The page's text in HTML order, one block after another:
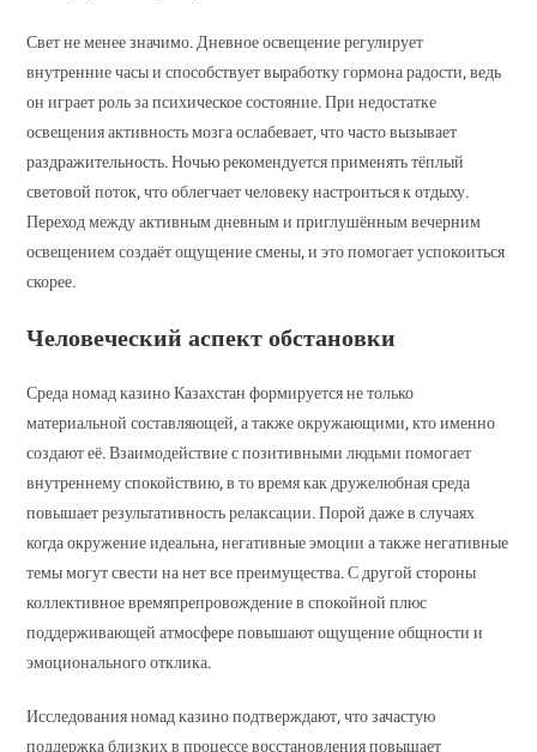
Свет не менее значимо. Дневное освещение регулирует
внутренние часы и способствует выработку гормона радости, ведь
он играет роль за психическое состояние. При недостатке
освещения активность мозга ослабевает, что часто вызывает
раздражительность. Ночью рекомендуется применять тёплый
световой поток, что облегчает человеку настроиться к отдыху.
Переход между активным дневным и приглушённым вечерним
освещением создаёт ощущение смены, и это помогает успокоиться
скорее.
Человеческий аспект обстановки
Среда номад казино Казахстан формируется не только
материальной составляющей, а также окружающими, кто именно
создают её. Взаимодействие с позитивными людьми помогает
внутреннему спокойствию, в то время как дружелюбная среда
повышает результативность релаксации. Порой даже в случаях
когда окружение идеальна, негативные эмоции а также негативные
темы могут свести на нет все преимущества. С другой стороны
коллективное времяпрепровождение в спокойной плюс
поддерживающей атмосфере повышают ощущение общности и
эмоционального отклика.
Исследования номад казино подтверждают, что зачастую
поддержка близких в процессе восстановления повышает